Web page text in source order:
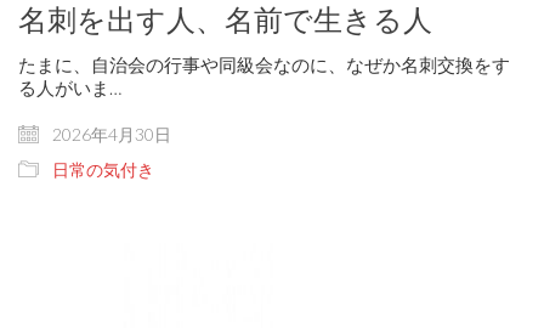
名刺を出す人、名前で生きる人
たまに、自治会の行事や同級会なのに、なぜか名刺交換をす
る人がいま…
2026年4月30日
日常の気付き